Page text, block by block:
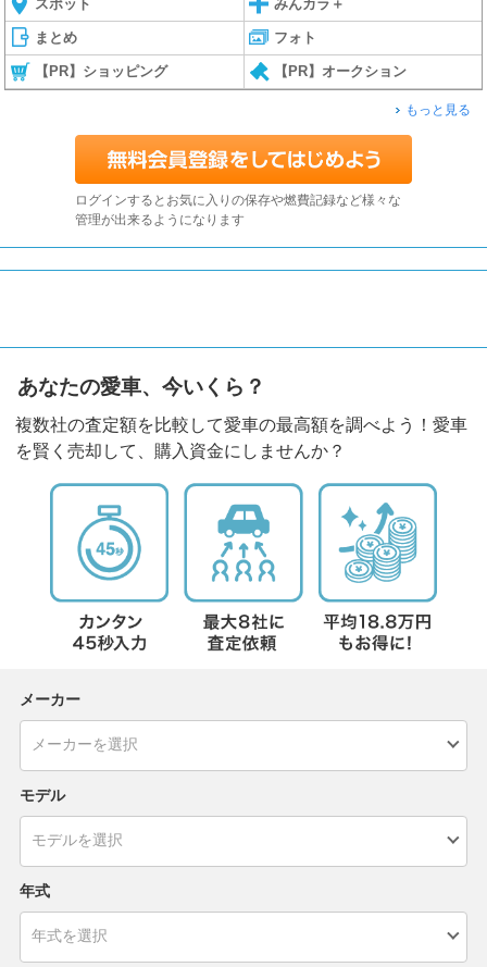
スポット みんカラ＋
まとめ フォト
【PR】ショッピング 【PR】オークション
もっと見る
ログインするとお気に入りの保存や燃費記録など様々な
管理が出来るようになります
あなたの愛車、今いくら？
複数社の査定額を比較して愛車の最高額を調べよう！愛車
を賢く売却して、購入資金にしませんか？
メーカー
モデル
年式